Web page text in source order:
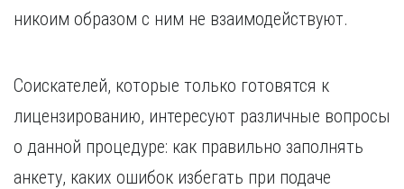
Набережные Челны
Новокузнецк
Новосибирск
Ярославль
никоим образом с ним не взаимодействуют.
Соискателей, которые только готовятся к
лицензированию, интересуют различные вопросы
о данной процедуре: как правильно заполнять
анкету, каких ошибок избегать при подаче